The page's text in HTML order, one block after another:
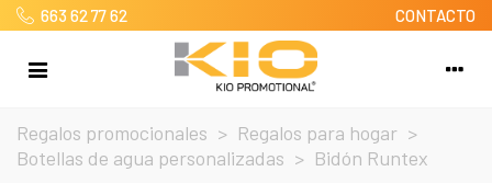
663 62 77 62 CONTACTO
Regalos promocionales > Regalos para hogar >
Botellas de agua personalizadas > Bidón Runtex